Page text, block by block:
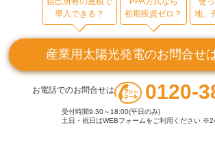
導入できる？
初期投資ゼロ？
地、
産業用太陽光発電のお問合せ
お電話でのお問合せは 0120-
受付時間9:30～18:00(平日のみ)
土日・祝日はWEBフォームをご利用ください